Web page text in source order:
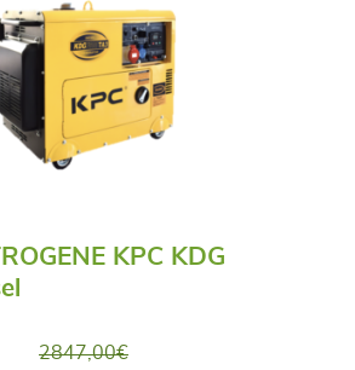
KPC KDG
2847,00€